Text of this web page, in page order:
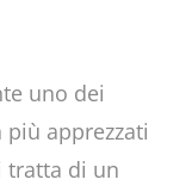
uno dei
apprezzati
tratta di un